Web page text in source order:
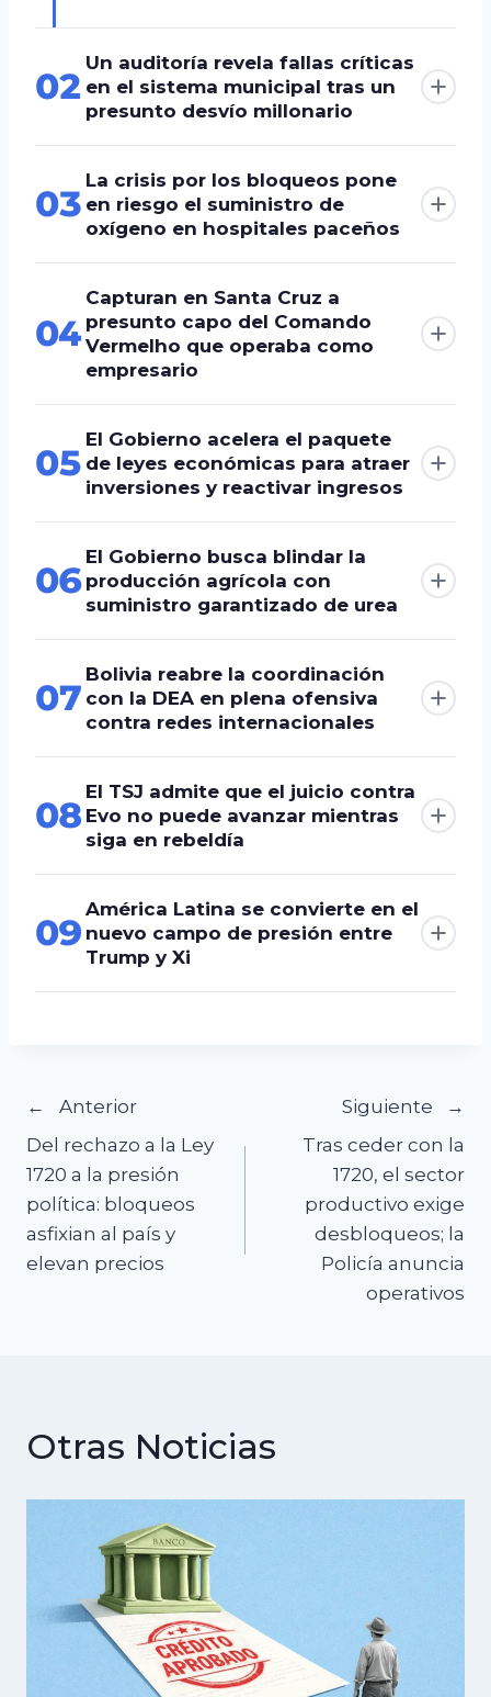
02
Un auditoría revela fallas críticas
en el sistema municipal tras un
presunto desvío millonario
03
La crisis por los bloqueos pone
en riesgo el suministro de
oxígeno en hospitales paceños
04
Capturan en Santa Cruz a
presunto capo del Comando
Vermelho que operaba como
empresario
05
El Gobierno acelera el paquete
de leyes económicas para atraer
inversiones y reactivar ingresos
06
El Gobierno busca blindar la
producción agrícola con
suministro garantizado de urea
07
Bolivia reabre la coordinación
con la DEA en plena ofensiva
contra redes internacionales
08
El TSJ admite que el juicio contra
Evo no puede avanzar mientras
siga en rebeldía
09
América Latina se convierte en el
nuevo campo de presión entre
Trump y Xi
Navegación
de
entradas
Anterior
Del rechazo a la Ley
1720 a la presión
política: bloqueos
asfixian al país y
elevan precios
Siguiente
Tras ceder con la
1720, el sector
productivo exige
desbloqueos; la
Policía anuncia
operativos
Otras Noticias